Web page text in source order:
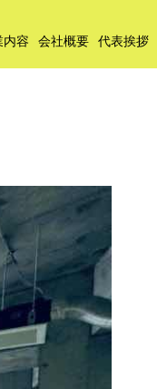
内容 会社概要 代表挨拶